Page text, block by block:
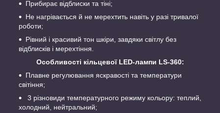
Прибирає відблиски та тіні;
Не нагрівається й не мерехтить навіть у разі тривалої
роботи;
Рівний і красивий тон шкіри, завдяки світлу без
відблисків і мерехтіння.
Особливості кільцевої LED-лампи LS-360:
Плавне регулювання яскравості та температури
світіння;
3 різновиди температурного режиму кольору: теплий,
холодний, нейтральний;